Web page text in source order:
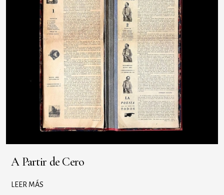
A Partir de Cero
LEER MÁS